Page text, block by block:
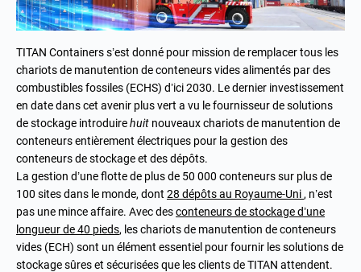
TITAN Containers s’est donné pour mission de remplacer tous les
chariots de manutention de conteneurs vides alimentés par des
combustibles fossiles (ECHS) d’ici 2030. Le dernier investissement
en date dans cet avenir plus vert a vu le fournisseur de solutions
de stockage introduirehuit nouveaux chariots de manutention de
conteneurs entièrement électriques pour la gestion des
conteneurs de stockage et des dépôts.
La gestion d’une flotte de plus de 50 000 conteneurs sur plus de
100 sites dans le monde, dont 28 dépôts au Royaume-Uni , n’est
pas une mince affaire. Avec desconteneurs de stockage d’une
longueur de 40 pieds, les chariots de manutention de conteneurs
vides (ECH) sont un élément essentiel pour fournir les solutions de
stockage sûres et sécurisées que les clients de TITAN attendent.